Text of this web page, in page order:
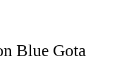
Blue Gota